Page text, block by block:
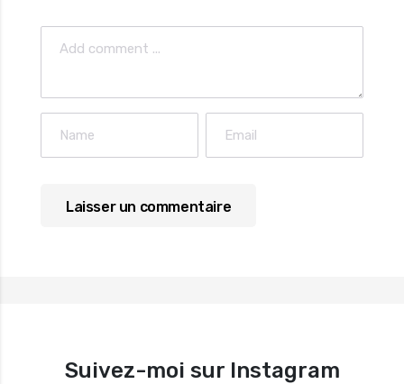
Suivez-moi sur Instagram